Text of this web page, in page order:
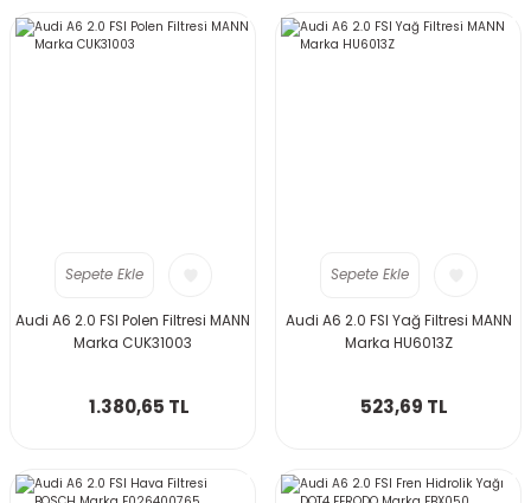
Sepete Ekle
Audi A6 2.0 FSI Polen Filtresi MANN
Marka CUK31003
1.380,65 TL
Sepete Ekle
Audi A6 2.0 FSI Yağ Filtresi MANN
Marka HU6013Z
523,69 TL